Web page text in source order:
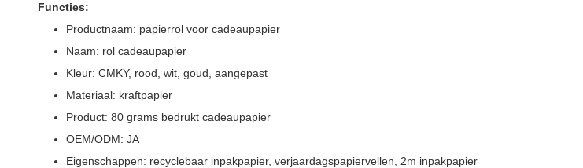
Functies:
Productnaam: papierrol voor cadeaupapier
Naam: rol cadeaupapier
Kleur: CMKY, rood, wit, goud, aangepast
Materiaal: kraftpapier
Product: 80 grams bedrukt cadeaupapier
OEM/ODM: JA
Eigenschappen: recyclebaar inpakpapier, verjaardagspapiervellen, 2m inpakpapier